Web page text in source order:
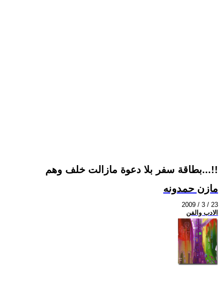
بطاقة سفر بلا دعوة مازالت خلف وهم...!!
مازن حمدونه
2009 / 3 / 23
الادب والفن